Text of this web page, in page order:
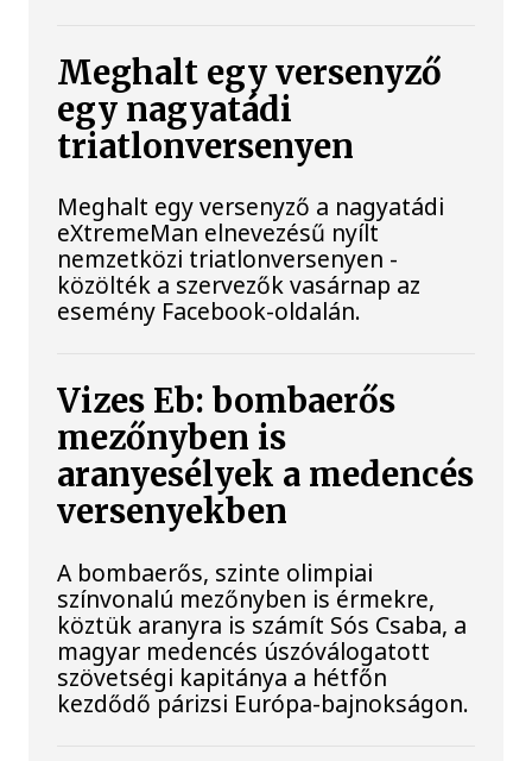
Meghalt egy versenyző
egy nagyatádi
triatlonversenyen
Meghalt egy versenyző a nagyatádi
eXtremeMan elnevezésű nyílt
nemzetközi triatlonversenyen -
közölték a szervezők vasárnap az
esemény Facebook-oldalán.
Vizes Eb: bombaerős
mezőnyben is
aranyesélyek a medencés
versenyekben
A bombaerős, szinte olimpiai
színvonalú mezőnyben is érmekre,
köztük aranyra is számít Sós Csaba, a
magyar medencés úszóválogatott
szövetségi kapitánya a hétfőn
kezdődő párizsi Európa-bajnokságon.